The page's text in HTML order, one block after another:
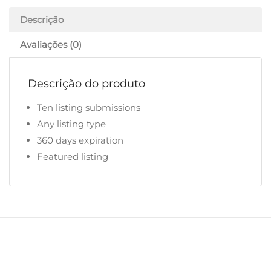
Descrição
Avaliações (0)
Descrição do produto
Ten listing submissions
Any listing type
360 days expiration
Featured listing